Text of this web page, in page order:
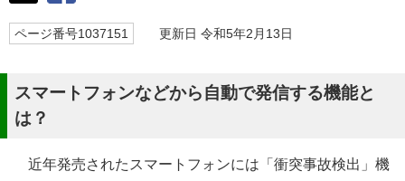
ページ番号1037151 更新日 令和5年2月13日
スマートフォンなどから自動で発信する機能と
は？
近年発売されたスマートフォンには「衝突事故検出」機